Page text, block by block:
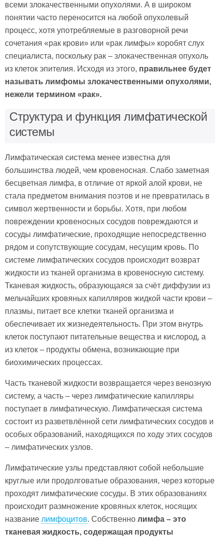
всеми злокачественными опухолями. А в широком
понятии часто переносится на любой опухолевый
процесс, хотя употребляемые в разговорной речи
сочетания «рак крови» или «рак лимфы» коробят слух
специалиста, поскольку рак – злокачественная опухоль
из клеток эпителия. Исходя из этого, правильнее будет
называть лимфомы злокачественными опухолями,
нежели термином «рак».
Структура и функция лимфатической
системы
Лимфатическая система менее известна для
большинства людей, чем кровеносная. Слабо заметная
бесцветная лимфа, в отличие от яркой алой крови, не
стала предметом внимания поэтов и не превратилась в
символ жертвенности и борьбы. Хотя, при любом
повреждении кровеносных сосудов повреждаются и
сосуды лимфатические, проходящие непосредственно
рядом и сопутствующие сосудам, несущим кровь. По
системе лимфатических сосудов происходит возврат
жидкости из тканей организма в кровеносную систему.
Тканевая жидкость, образующаяся за счёт диффузии из
мельчайших кровяных капилляров жидкой части крови –
плазмы, питает все клетки тканей организма и
обеспечивает их жизнедеятельность. При этом внутрь
клеток поступают питательные вещества и кислород, а
из клеток – продукты обмена, возникающие при
биохимических процессах.
Часть тканевой жидкости возвращается через венозную
систему, а часть – через лимфатические капилляры
поступает в лимфатическую. Лимфатическая система
состоит из разветвлённой сети лимфатических сосудов и
особых образований, находящихся по ходу этих сосудов
– лимфатических узлов.
Лимфатические узлы представляют собой небольшие
круглые или продолговатые образования, через которые
проходят лимфатические сосуды. В этих образованиях
происходит размножение кровяных клеток, носящих
название лимфоцитов. Собственно лимфа – это
тканевая жидкость, содержащая продукты